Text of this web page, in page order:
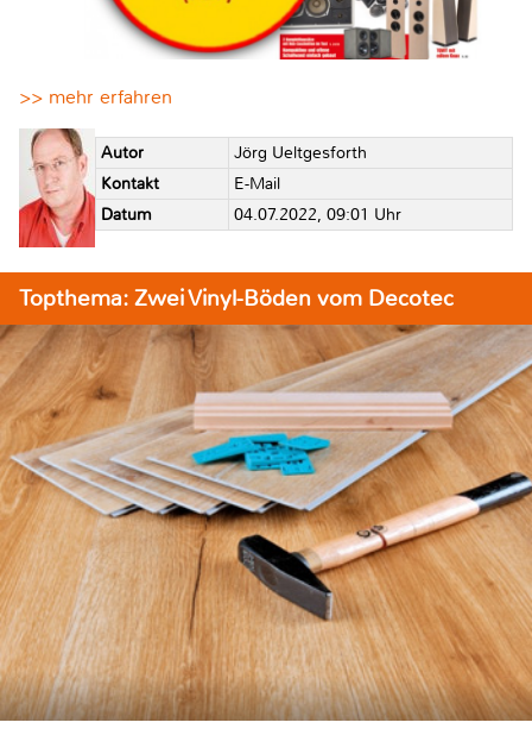
>> mehr erfahren
Autor
Jörg Ueltgesforth
Kontakt
E-Mail
Datum
04.07.2022, 09:01 Uhr
Topthema: Zwei Vinyl-Böden vom Decotec